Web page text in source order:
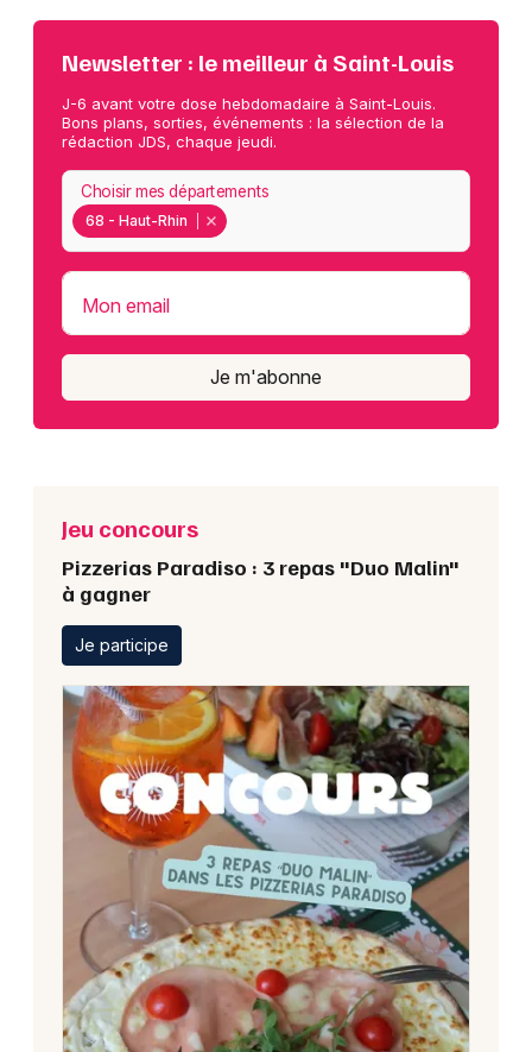
Newsletter : le meilleur à Saint-Louis
J-6 avant votre dose hebdomadaire à Saint-Louis.
Bons plans, sorties, événements : la sélection de la
rédaction JDS, chaque jeudi.
68 - Haut-Rhin
Choisir mes départements
Mon email
Je m'abonne
Jeu concours
Pizzerias Paradiso : 3 repas "Duo Malin"
à gagner
Je participe